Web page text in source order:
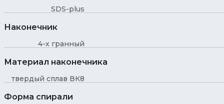
SDS-plus
Наконечник
4-х гранный
Материал наконечника
твердый сплав ВК8
Форма спирали